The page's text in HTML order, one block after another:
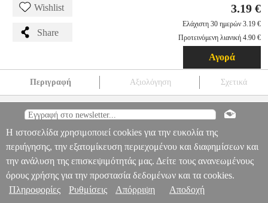
Wishlist
Share
3.19 €
Ελάχιστη 30 ημερών 3.19 €
Προτεινόμενη λιανική 4.90 €
Αγορά
Περιγραφή Αξιολόγηση Σχετικά
EPI.23517 EPI.23517 PYRAMID PYRAMID ΕΚΠΑΙΔΕΥΤΙΚΑ
PYRAMID DISNEY: STITCH - PENCILS AND TOPPERS 2 PCS
3.19
Πληροφορίες & Υπηρεσίες >
Η ιστοσελίδα χρησιμοποιεί cookies για την ευκολία της
περιήγησης, την εξατομίκευση περιεχομένου και διαφημίσεων και
την ανάλυση της επισκεψιμότητάς μας. Δείτε τους ανανεωμένους
όρους χρήσης για την προστασία δεδομένων και τα cookies.
Πληροφορίες
Ρυθμίσεις Απόρριψη Αποδοχή